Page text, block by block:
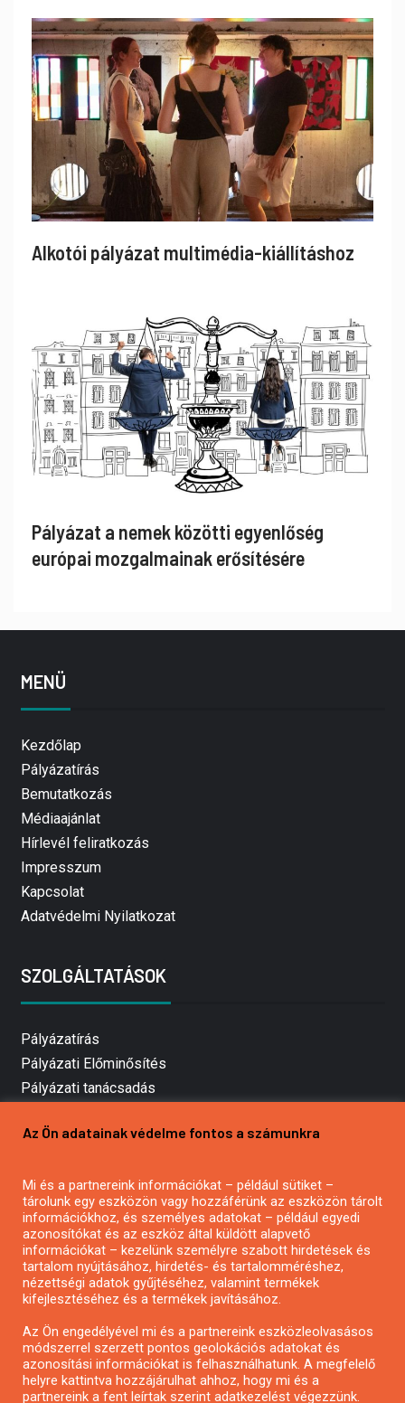
Alkotói pályázat multimédia-kiállításhoz
Pályázat a nemek közötti egyenlőség
európai mozgalmainak erősítésére
MENÜ
Kezdőlap
Pályázatírás
Bemutatkozás
Médiaajánlat
Hírlevél feliratkozás
Impresszum
Kapcsolat
Adatvédelmi Nyilatkozat
SZOLGÁLTATÁSOK
Pályázatírás
Pályázati Előminősítés
Pályázati tanácsadás
Mezőgazdasági pályázatírás
Pályázatírás civil szervezeteknek
Pályázatírás önkormányzatoknak
Pályázatfigyelés
Specifikus pályázatfigyelés vagy hírlevél
Pályázatok magánszemélyeknek
Az Ön adatainak védelme fontos a számunkra
Mi és a partnereink információkat – például sütiket –
tárolunk egy eszközön vagy hozzáférünk az eszközön tárolt
információkhoz, és személyes adatokat – például egyedi
azonosítókat és az eszköz által küldött alapvető
információkat – kezelünk személyre szabott hirdetések és
tartalom nyújtásához, hirdetés- és tartalomméréshez,
nézettségi adatok gyűjtéséhez, valamint termékek
kifejlesztéséhez és a termékek javításához.
Az Ön engedélyével mi és a partnereink eszközleolvasásos
módszerrel szerzett pontos geolokációs adatokat és
azonosítási információkat is felhasználhatunk. A megfelelő
helyre kattintva hozzájárulhat ahhoz, hogy mi és a
partnereink a fent leírtak szerint adatkezelést végezzünk.